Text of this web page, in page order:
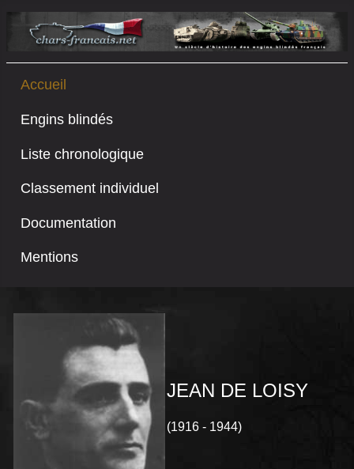
Accueil
Engins blindés
Liste chronologique
Classement individuel
Documentation
Mentions
JEAN DE LOISY
(1916 - 1944)